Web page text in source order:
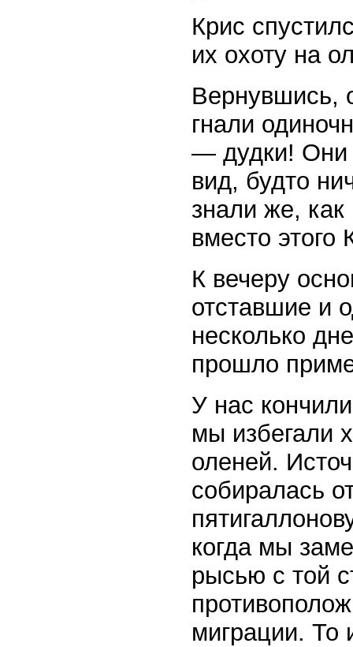
Крис
их охоту на
Вернувшись,
гнали
— дудки! Они
вид, будто
знали же,
вместо
К вечеру
отставшие и
несколько
прошло
У нас
мы избегали
оленей.
собиралась
когда мы
рысью с той
миграции. То